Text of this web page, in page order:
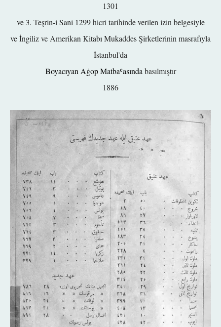
1301
ve 3. Teşrin-i Sani 1299 hicri tarihinde verilen izin belgesiyle
ve İngiliz ve Amerikan Kitabı Mukaddes Şirketlerinin masrafıyla
İstanbul'da
Boyacıyan Aġop Matbaʿasındabasılmıştır
1886